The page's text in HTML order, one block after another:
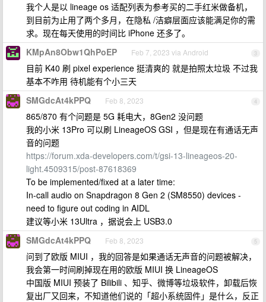
我个人是以 lineage os 适配列表为参考买的二手红米做备机，
到目前为止用了两个多月，在隐私 /洁癖层面应该能满足你的需
求。现在每天使用的时间比 iPhone 还多了。
3
KMpAn8Obw1QhPoEP Feb 7, 2023 via Android
目前 K40 刷 pixel experience 挺清爽的 就是拍照太垃圾 不过我
基本不咋用 待机能有个小三天
4
SMGdcAt4kPPQ Feb 8, 2023
865/870 有个问题是 5G 耗电大，8Gen2 没问题
我的小米 13Pro 可以刷 LineageOS GSI ，但是现在有通话无声
音的问题
https://forum.xda-developers.com/t/gsi-13-lineageos-20-
light.4509315/post-87618369
To be implemented/fixed at a later time:
In-call audio on Snapdragon 8 Gen 2 (SM8550) devices -
need to figure out coding in AIDL
建议等小米 13Ultra ，据说会上 USB3.0
5
SMGdcAt4kPPQ Feb 8, 2023
问到了欧版 MIUI ，我的回答是如果通话无声音的问题被解决，
我会第一时间刷掉现在用的欧版 MIUI 换 LineageOS
中国版 MIUI 预装了 Bilibili 、知乎、微博等垃圾软件，卸载后恢
复出厂又回来，不知道他们说的「超小系统固件」是什么，反正